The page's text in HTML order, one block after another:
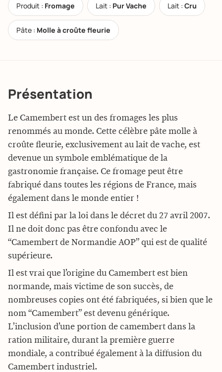
Produit : Fromage Lait : Pur Vache Lait : Cru
Pâte : Molle à croûte fleurie
Présentation
Le Camembert est un des fromages les plus
renommés au monde. Cette célèbre pâte molle à
croûte fleurie, exclusivement au lait de vache, est
devenue un symbole emblématique de la
gastronomie française. Ce fromage peut être
fabriqué dans toutes les régions de France, mais
également dans le monde entier !
Il est défini par la loi dans le décret du 27 avril 2007.
Il ne doit donc pas être confondu avec le
“Camembert de Normandie AOP” qui est de qualité
supérieure.
Il est vrai que l’origine du Camembert est bien
normande, mais victime de son succès, de
nombreuses copies ont été fabriquées, si bien que le
nom “Camembert” est devenu générique.
L’inclusion d’une portion de camembert dans la
ration militaire, durant la première guerre
mondiale, a contribué également à la diffusion du
Camembert industriel.